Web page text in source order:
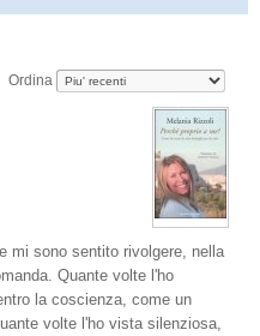
Ordina
mi sono sentito rivolgere, nella
Quante volte l'ho
la coscienza, come un
volte l'ho vista silenziosa,